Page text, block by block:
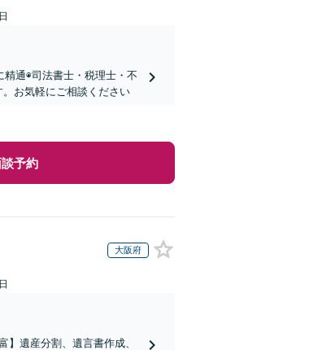
精通◉司法書士・税理士・不
お気軽にご相談ください
予約
大阪府
遺産分割、遺言書作成、